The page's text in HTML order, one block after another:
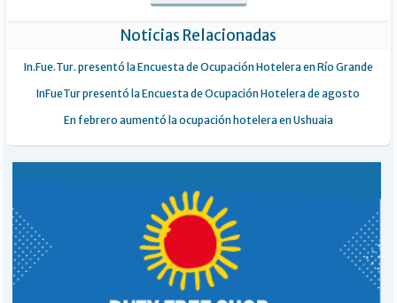
Noticias Relacionadas
In.Fue.Tur. presentó la Encuesta de Ocupación Hotelera en Río Grande
InFueTur presentó la Encuesta de Ocupación Hotelera de agosto
En febrero aumentó la ocupación hotelera en Ushuaia